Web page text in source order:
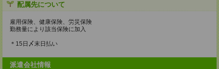
配属先について
雇用保険、健康保険、労災保険
勤務量により該当保険に加入
＊15日〆末日払い
派遣会社情報